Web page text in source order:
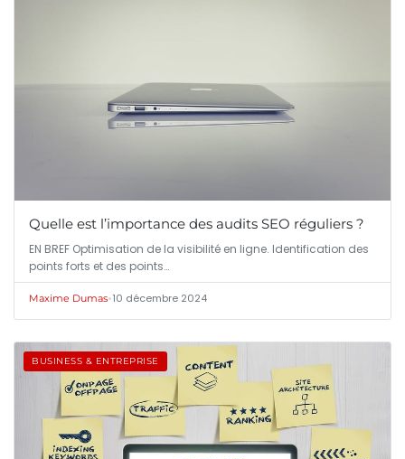
Quelle est l’importance des audits SEO réguliers ?
EN BREF Optimisation de la visibilité en ligne. Identification des
points forts et des points…
Maxime Dumas•10 décembre 2024
BUSINESS & ENTREPRISE